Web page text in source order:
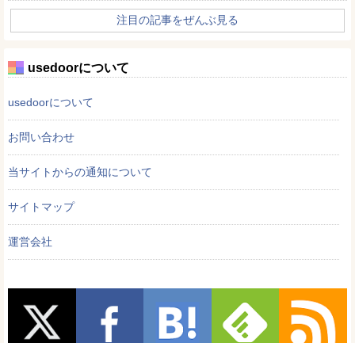
注目の記事をぜんぶ見る
usedoorについて
usedoorについて
お問い合わせ
当サイトからの通知について
サイトマップ
運営会社